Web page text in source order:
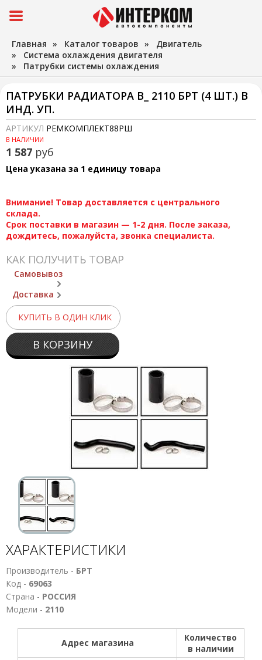
Главная » Каталог товаров » Двигатель
» Система охлаждения двигателя
» Патрубки системы охлаждения
ПАТРУБКИ РАДИАТОРА В_ 2110 БРТ (4 ШТ.) В
ИНД. УП.
АРТИКУЛ РЕМКОМПЛЕКТ88РШ
В НАЛИЧИИ
1 587 руб
Цена указана за 1 единицу товара
Внимание! Товар доставляется с центрального
склада.
Срок поставки в магазин — 1-2 дня. После заказа,
дождитесь, пожалуйста, звонка специалиста.
КАК ПОЛУЧИТЬ ТОВАР
Самовывоз
Доставка
КУПИТЬ В ОДИН КЛИК
В КОРЗИНУ
ХАРАКТЕРИСТИКИ
Производитель - БРТ
Код - 69063
Страна - РОССИЯ
Модели - 2110
Адрес магазина
Количество
в наличии